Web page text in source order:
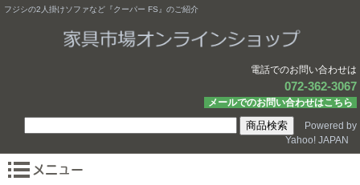
フジシの2人掛けソファなど『クーパー FS』のご紹介
電話でのお問い合わせは
072-362-3067
メールでのお問い合わせはこちら
Powered by
Yahoo! JAPAN